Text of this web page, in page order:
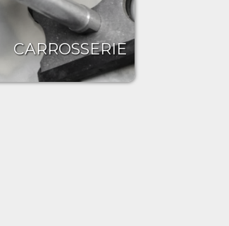
CARROSSERIE